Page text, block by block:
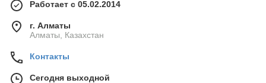
Работает с 05.02.2014
г. Алматы
Алматы, Казахстан
Контакты
Сегодня выходной